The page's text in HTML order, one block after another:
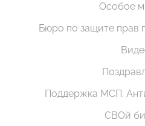
Особое
Бюро по защите прав
Поддержка МСП.
СВОй